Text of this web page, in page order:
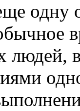
одну
людей,